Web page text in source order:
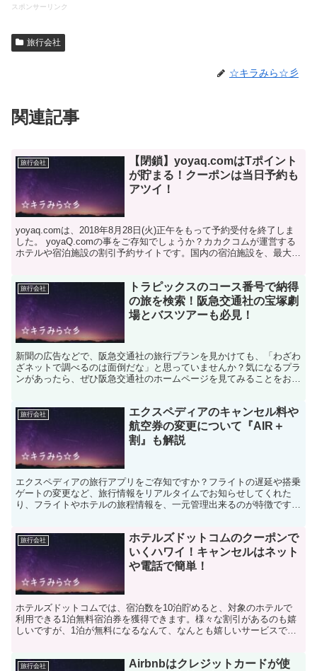
スポンサーリンク
旅行会社
☆キラみら☆彡
関連記事
旅行会社
【閉鎖】yoyaq.comはTポイント
が貯まる！クーポンは当日予約も
アツイ！
yoyaq.comは、2018年8月28日(火)正午をもって予約受付を終了しま
した。 yoyaQ.comの事をご存知でしょうか？カカクコムが運営する
ホテルや宿泊施設の割引予約サイトです。国内の宿泊施設を、最大
旅行会社
トラピックスのコース番号で納得
の旅を検索！阪急交通社の宝塚劇
場とバスツアーも必見！
新聞の広告などで、阪急交通社の旅行プランを見かけても、「わざわ
ざネットで調べるのは面倒だな」と思っていませんか？気になるプラ
ンがあったら、ぜひ阪急交通社のホームページを見てみることをおす
旅行会社
エクスペディアのキャンセル料や
航空券の変更について『AIR＋
割』も解説
エクスペディアの旅行アプリをご存知ですか？フライトの遅延や搭乗
ゲートの変更など、旅行情報をリアルタイムでお知らせしてくれた
り、フライトやホテルの旅程情報を、一元管理出来るのが特徴です。
旅行会社
ホテルズドットコムのクーポンで
いくハワイ！キャンセルはネット
や電話で簡単！
ホテルズドットコムでは、宿泊数を10泊貯めると、対象のホテルで
利用できる1泊無料宿泊券を獲得できます。様々な割引があるのも嬉
しいですが、1泊が無料になるなんて、なんとも嬉しいサービスです
旅行会社
Airbnbはクレジットカードが使